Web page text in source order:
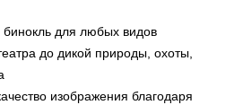
для любых видов
до дикой природы, охоты,
изображения благодаря